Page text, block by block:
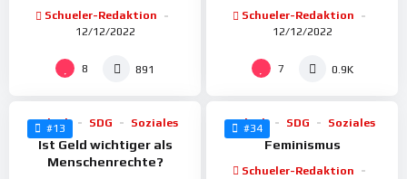
Schueler-Redaktion
12/12/2022
8 891
Schueler-Redaktion
12/12/2022
7 0.9K
#13
%
Politik SDG Soziales
Ist Geld wichtiger als
Menschenrechte?
#34
%
Politik SDG Soziales
Feminismus
Schueler-Redaktion